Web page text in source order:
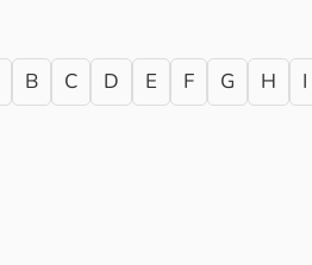
B C D E F G H I